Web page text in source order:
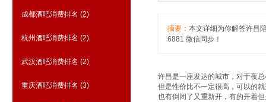
成都酒吧消费排名 (2)
杭州酒吧消费排名 (2)
武汉酒吧消费排名 (2)
重庆酒吧消费排名 (3)
摘要： 本文详细为你解答许昌
6881 微信同步！
许昌是一座发达的城市，对于夜
但是性价比不一定很高，可以的
也有倒闭了又重新开，有的开着